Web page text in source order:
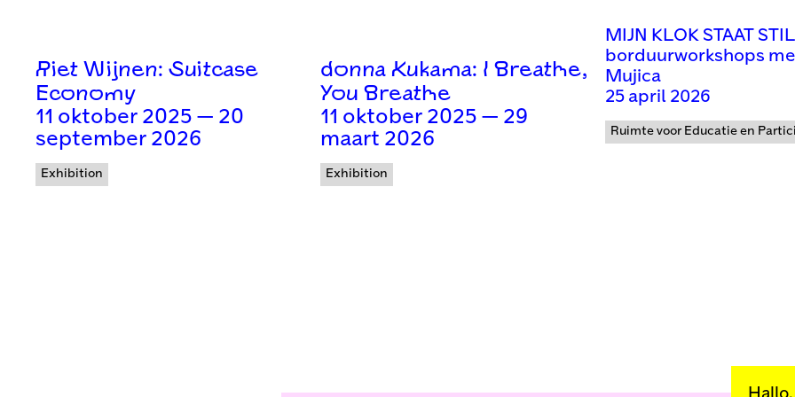
Riet Wijnen: Suitcase
Economy
11 oktober 2025 — 20
september 2026
Exhibition
donna Kukama: I Breathe,
You Breathe
11 oktober 2025 — 29
maart 2026
Exhibition
MIJN KLOK STAAT
borduurworkshops
Mujica
25 april 2026
Ruimte voor Educatie en